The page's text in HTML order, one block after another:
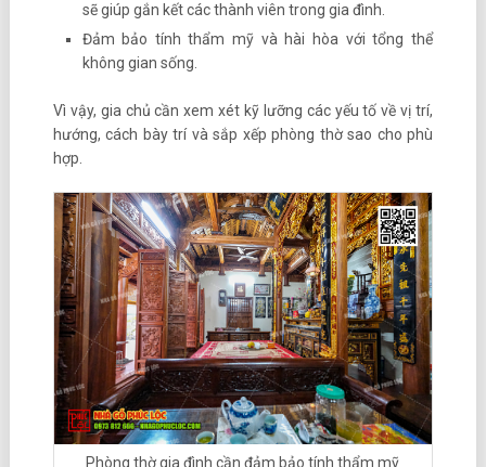
sẽ giúp gắn kết các thành viên trong gia đình.
Đảm bảo tính thẩm mỹ và hài hòa với tổng thể
không gian sống.
Vì vậy, gia chủ cần xem xét kỹ lưỡng các yếu tố về vị trí,
hướng, cách bày trí và sắp xếp phòng thờ sao cho phù
hợp.
Phòng thờ gia đình cần đảm bảo tính thẩm mỹ